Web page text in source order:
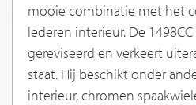
mooie combinatie met het
lederen interieur. De
gereviseerd en verkeert
staat. Hij beschikt onder
interieur, chromen